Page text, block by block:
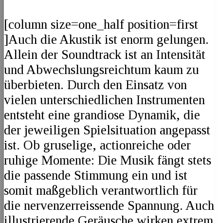
[column size=one_half position=first
]Auch die Akustik ist enorm gelungen.
Allein der Soundtrack ist an Intensität
und Abwechslungsreichtum kaum zu
überbieten. Durch den Einsatz von
vielen unterschiedlichen Instrumenten
entsteht eine grandiose Dynamik, die
der jeweiligen Spielsituation angepasst
ist. Ob gruselige, actionreiche oder
ruhige Momente: Die Musik fängt stets
die passende Stimmung ein und ist
somit maßgeblich verantwortlich für
die nervenzerreissende Spannung. Auch